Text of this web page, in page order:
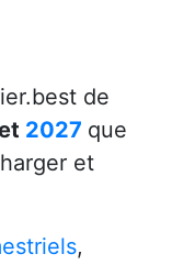
de
2027 que
et
,